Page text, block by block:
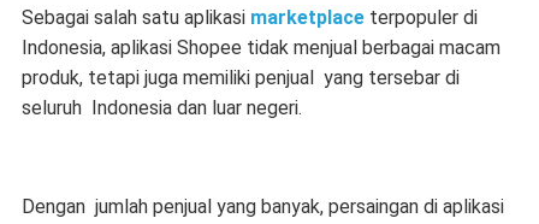
Sebagai salah satu aplikasi marketplaceterpopuler di
Indonesia, aplikasi Shopee tidak menjual berbagai macam
produk, tetapi juga memiliki penjual yang tersebar di
seluruh Indonesia dan luar negeri.
Dengan jumlah penjual yang banyak, persaingan di aplikasi